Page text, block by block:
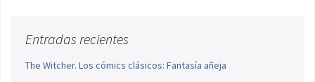
Entradas recientes
The Witcher. Los cómics clásicos: Fantasía añeja